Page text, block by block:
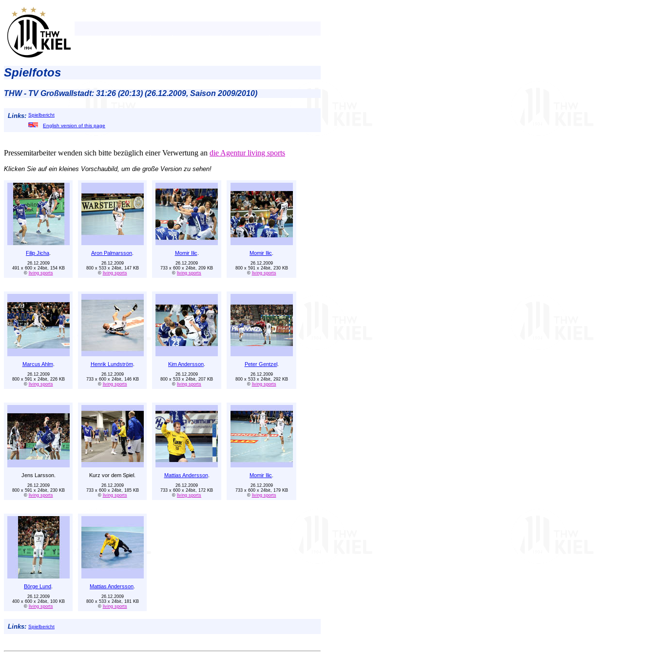
Spielfotos
THW - TV Großwallstadt: 31:26 (20:13) (26.12.2009, Saison 2009/2010)
Links: Spielbericht
English version of this page
Pressemitarbeiter wenden sich bitte bezüglich einer Verwertung an die Agentur living sports
Klicken Sie auf ein kleines Vorschaubild, um die große Version zu sehen!
Filip Jicha Aron Palmarsson Momir Ilic Momir Ilic
26.12.2009
491 x 600 x 24bit, 154 KB
© living sports
26.12.2009
800 x 533 x 24bit, 147 KB
© living sports
26.12.2009
733 x 600 x 24bit, 209 KB
© living sports
26.12.2009
800 x 591 x 24bit, 230 KB
© living sports
Marcus Ahlm. Henrik Lundström. Kim Andersson Peter Gentzel
26.12.2009
800 x 591 x 24bit, 226 KB
© living sports
26.12.2009
733 x 600 x 24bit, 146 KB
© living sports
26.12.2009
800 x 533 x 24bit, 207 KB
© living sports
26.12.2009
800 x 533 x 24bit, 292 KB
© living sports
Jens Larsson. Kurz vor dem Spiel. Mattias Andersson. Momir Ilic
26.12.2009
800 x 591 x 24bit, 230 KB
© living sports
26.12.2009
733 x 600 x 24bit, 185 KB
© living sports
26.12.2009
733 x 600 x 24bit, 172 KB
© living sports
26.12.2009
733 x 600 x 24bit, 179 KB
© living sports
Börge Lund Mattias Andersson
26.12.2009
400 x 600 x 24bit, 100 KB
© living sports
26.12.2009
800 x 533 x 24bit, 181 KB
© living sports
Links: Spielbericht